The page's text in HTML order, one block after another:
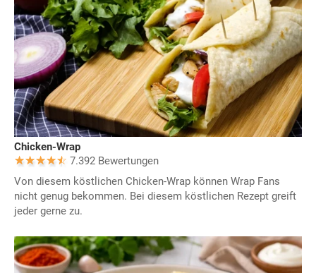
Chicken-Wrap
7.392 Bewertungen
Von diesem köstlichen Chicken-Wrap können Wrap Fans
nicht genug bekommen. Bei diesem köstlichen Rezept greift
jeder gerne zu.